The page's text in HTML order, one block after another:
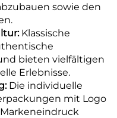
sowie den
Klassische
bieten vielfältigen
Erlebnisse.
Die individuelle
mit Logo